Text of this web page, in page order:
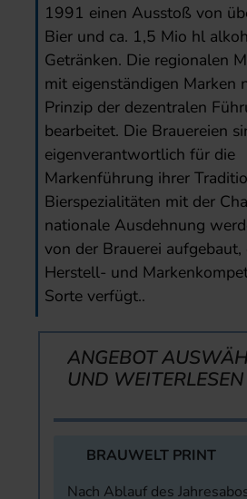
1991 einen Ausstoß von
Bier und ca. 1,5 Mio hl
Getränken. Die regionalen
mit eigenständigen Marken
Prinzip der dezentralen
bearbeitet. Die Brauereien
eigenverantwortlich für die
Markenführung ihrer
Bierspezialitäten mit der
nationale Ausdehnung
von der Brauerei aufgebaut,
Herstell- und
Sorte verfügt..
ANGEBOT
UND WEITERLESEN
BRAUWELT PRINT
Nach Ablauf des